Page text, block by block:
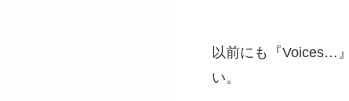
以前にも『Voices…
い。